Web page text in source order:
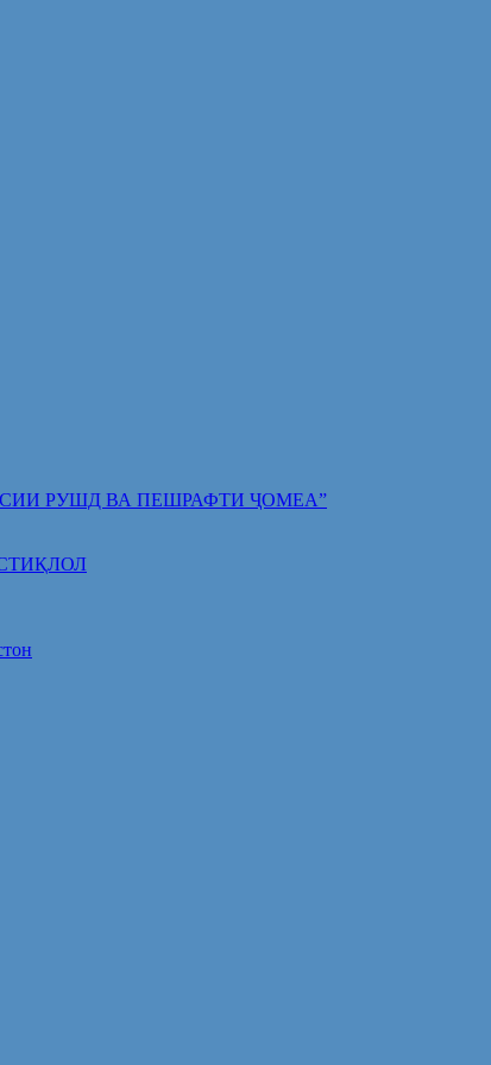
АСОСИИ РУШД ВА ПЕШРАФТИ ҶОМЕА”